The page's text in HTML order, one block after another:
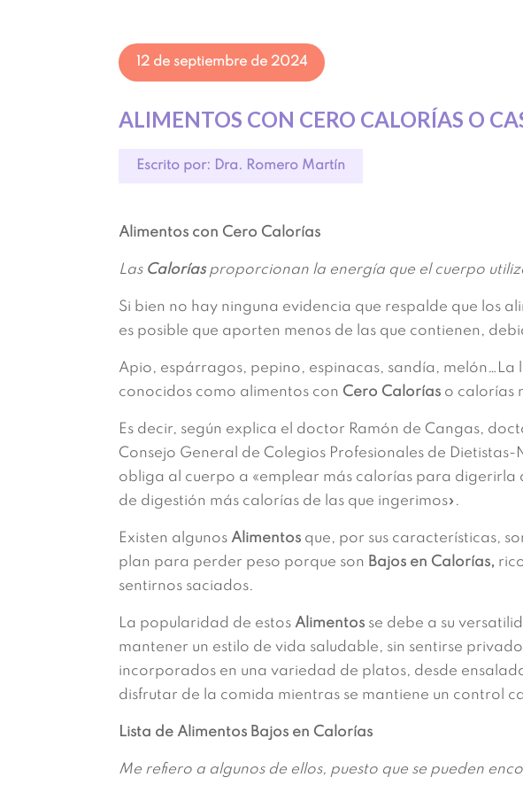
12 de septiembre de 2024
ALIMENTOS CON CERO CALORÍAS O
Escrito por: Dra. Romero Martín
Alimentos con Cero Calorías
Las Caloríasproporcionan la energía que el cuerpo
Si bien no hay ninguna evidencia que respalde que los
es posible que aporten menos de las que contienen,
Apio, espárragos, pepino, espinacas, sandía, melón…La
conocidos como alimentos con Cero Calorías o calorías
Es decir, según explica el doctor Ramón de Cangas,
Consejo General de Colegios Profesionales de
obliga al cuerpo a «emplear más calorías para digerirla
de digestión más calorías de las que ingerimos».
Existen algunos Alimentos que, por sus características,
plan para perder peso porque son Bajos en Calorías,
sentirnos saciados.
La popularidad de estos Alimentos se debe a su
mantener un estilo de vida saludable, sin sentirse
incorporados en una variedad de platos, desde
disfrutar de la comida mientras se mantiene un control
Lista de Alimentos Bajos en Calorías
Me refiero a algunos de ellos, puesto que se pueden